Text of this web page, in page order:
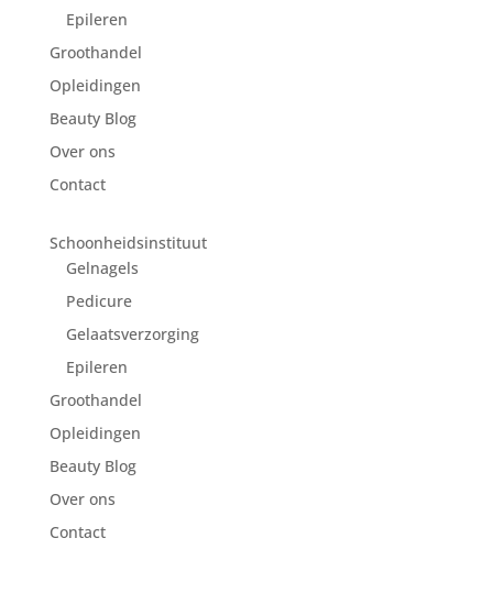
Epileren
Groothandel
Opleidingen
Beauty Blog
Over ons
Contact
Schoonheidsinstituut
Gelnagels
Pedicure
Gelaatsverzorging
Epileren
Groothandel
Opleidingen
Beauty Blog
Over ons
Contact